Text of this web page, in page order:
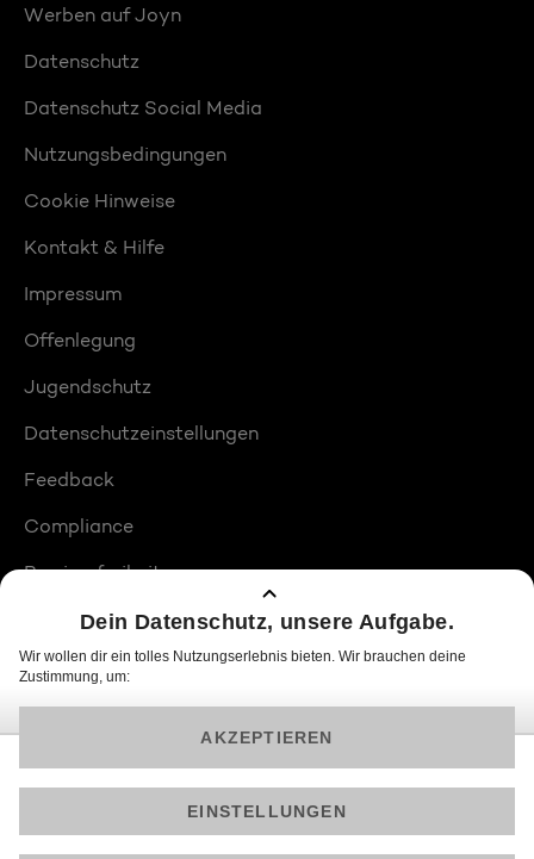
Werben auf Joyn
Datenschutz
Datenschutz Social Media
Nutzungsbedingungen
Cookie Hinweise
Kontakt & Hilfe
Impressum
Offenlegung
Jugendschutz
Datenschutzeinstellungen
Feedback
Compliance
Barrierefreiheit
Produktplatzierungen